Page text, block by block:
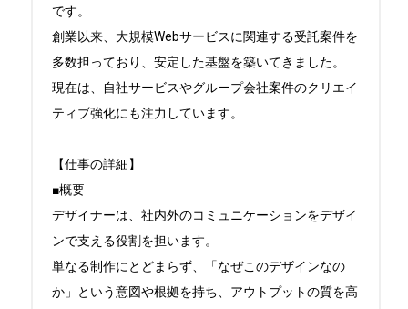
です。
創業以来、大規模Webサービスに関連する受託案件を
多数担っており、安定した基盤を築いてきました。
現在は、自社サービスやグループ会社案件のクリエイ
ティブ強化にも注力しています。
【仕事の詳細】
■概要
デザイナーは、社内外のコミュニケーションをデザイ
ンで支える役割を担います。
単なる制作にとどまらず、「なぜこのデザインなの
か」という意図や根拠を持ち、アウトプットの質を高